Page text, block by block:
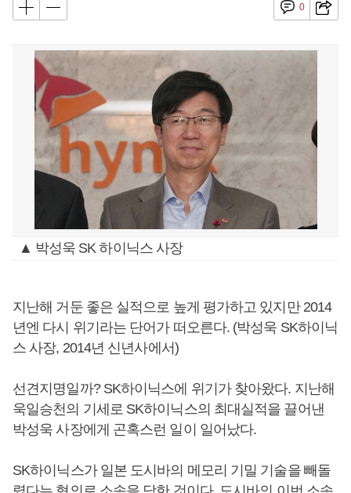
0
▲ 박성욱 SK 하이닉스 사장
지난해 거둔 좋은 실적으로 높게 평가하고 있지만 2014
년엔 다시 위기라는 단어가 떠오른다. (박성욱 SK하이닉
스 사장, 2014년 신년사에서)
선견지명일까? SK하이닉스에 위기가 찾아왔다. 지난해
욱일승천의 기세로 SK하이닉스의 최대실적을 끌어낸
박성욱 사장에게 곤혹스런 일이 일어났다.
SK하이닉스가 일본 도시바의 메모리 기밀 기술을 빼돌